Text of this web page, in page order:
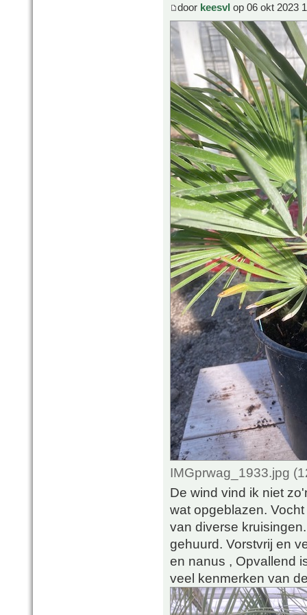
door keesvl op 06 okt 2023
IMGprwag_1933.jpg
De wind vind ik niet
wat opgeblazen.
van diverse
gehuurd. Vorstvrij en
en nanus , Opvallend
veel kenmerken van